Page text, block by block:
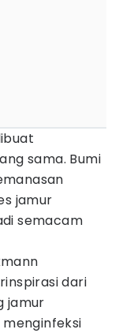
sama. Bumi
jamur
semacam
dari
jamur